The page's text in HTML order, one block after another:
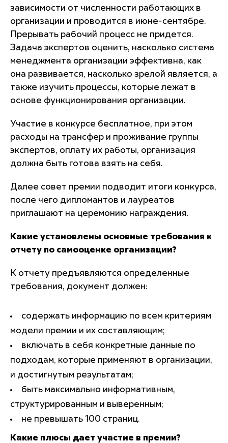
зависимости от численности работающих в
организации и проводится в июне-сентябре.
Прерывать рабочий процесс не придется.
Задача экспертов оценить, насколько система
менеджмента организации эффективна, как
она развивается, насколько зрелой является, а
также изучить процессы, которые лежат в
основе функционирования организации.
Участие в конкурсе бесплатное, при этом
расходы на трансфер и проживание группы
экспертов, оплату их работы, организация
должна быть готова взять на себя.
Далее совет премии подводит итоги конкурса,
после чего дипломантов и лауреатов
приглашают на церемонию награждения.
Какие установлены основные требования к
отчету по самооценке организации?
К отчету предъявляются определенные
требования, документ должен:
содержать информацию по всем критериям
модели премии и их составляющим;
включать в себя конкретные данные по
подходам, которые применяют в организации,
и достигнутым результатам;
быть максимально информативным,
структурированным и выверенным;
не превышать 100 страниц.
Какие плюсы дает участие в премии?